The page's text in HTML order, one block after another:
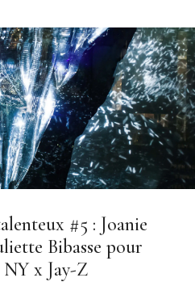
#5 : Joanie
Bibasse pour
NY x Jay-Z